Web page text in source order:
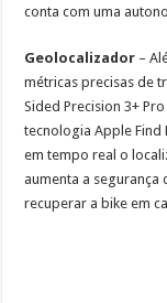
conta com uma
Geolocalizador –
métricas precisas de
Sided Precision 3+
tecnologia Apple
em tempo real o
aumenta a
recuperar a bike em